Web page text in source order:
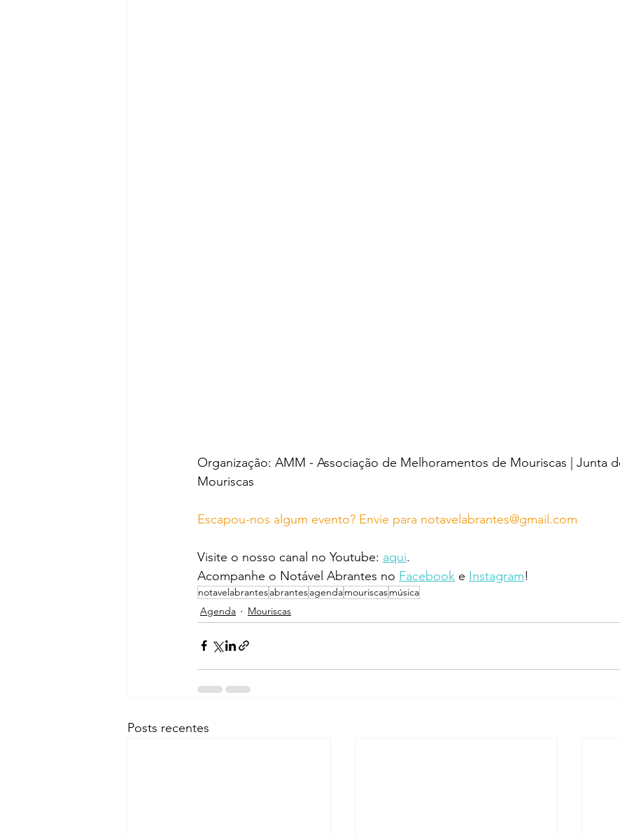
Organização: AMM - Associação de Melhoramentos de Mouriscas | Junta
Mouriscas
Escapou-nos algum evento? Envie para notavelabrantes@gmail.com
Visite o nosso canal no Youtube: aqui.
Acompanhe o Notável Abrantes no Facebook e Instagram!
notavelabrantesabrantesagendamouriscasmúsica
Agenda
Mouriscas
Posts recentes